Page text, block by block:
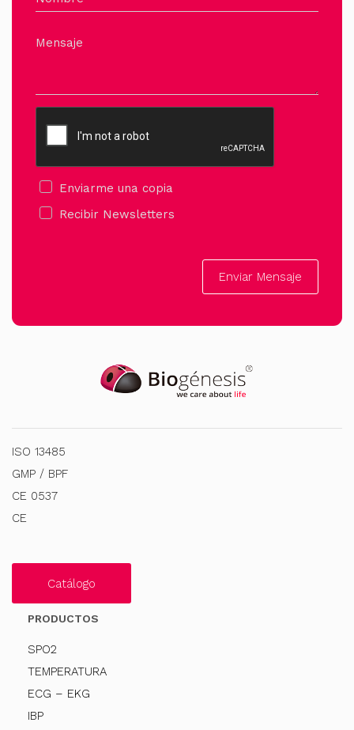
Mensaje
Enviarme una copia
Recibir Newsletters
Enviar Mensaje
ISO 13485
GMP / BPF
CE 0537
CE
Catálogo
PRODUCTOS
SPO2
TEMPERATURA
ECG – EKG
IBP